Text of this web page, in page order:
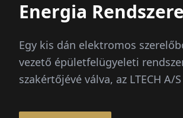
Energia
Egy kis dán elektromos
vezető épületfelügyeleti
szakértőjévé válva, az LTECH A/